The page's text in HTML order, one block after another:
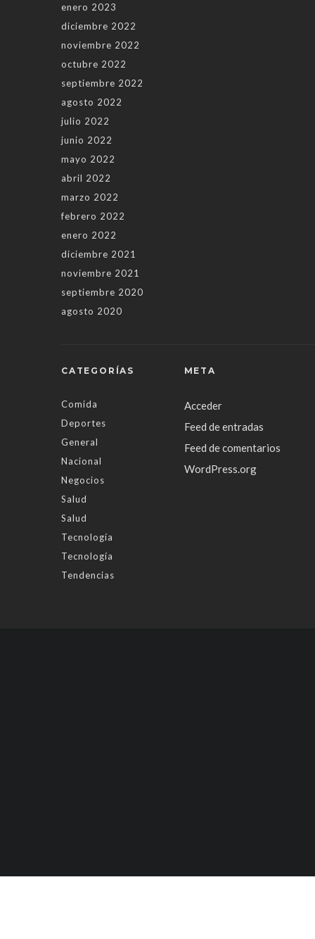
enero 2023
diciembre 2022
noviembre 2022
octubre 2022
septiembre 2022
agosto 2022
julio 2022
junio 2022
mayo 2022
abril 2022
marzo 2022
febrero 2022
enero 2022
diciembre 2021
noviembre 2021
septiembre 2020
agosto 2020
CATEGORÍAS
Comida
Deportes
General
Nacional
Negocios
Salud
Salud
Tecnología
Tecnología
Tendencias
META
Acceder
Feed de entradas
Feed de comentarios
WordPress.org